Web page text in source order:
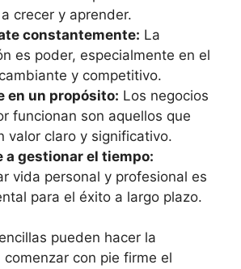
crecer y aprender.
constantemente: La
es poder, especialmente en el
y competitivo.
en un propósito: Los negocios
funcionan son aquellos que
valor claro y significativo.
a gestionar el tiempo:
vida personal y profesional es
para el éxito a largo plazo.
pueden hacer la
con pie firme el